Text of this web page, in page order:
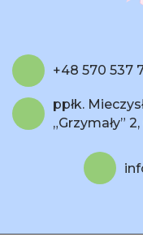
+48 570 537
ppłk.
„Grzymały”